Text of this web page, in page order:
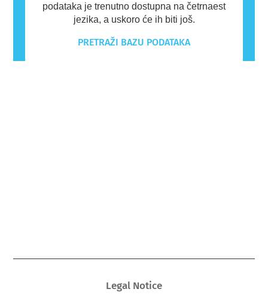
podataka je trenutno dostupna na četrnaest
jezika, a uskoro će ih biti još.
PRETRAŽI BAZU PODATAKA
Legal Notice